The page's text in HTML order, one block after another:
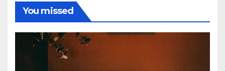
You missed